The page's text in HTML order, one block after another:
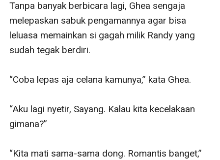
Tanpa banyak berbicara lagi, Ghea sengaja
melepaskan sabuk pengamannya agar bisa
leluasa memainkan si gagah milik Randy yang
sudah tegak berdiri.
“Coba lepas aja celana kamunya,” kata Ghea.
“Aku lagi nyetir, Sayang. Kalau kita kecelakaan
gimana?”
“Kita mati sama-sama dong. Romantis banget,”